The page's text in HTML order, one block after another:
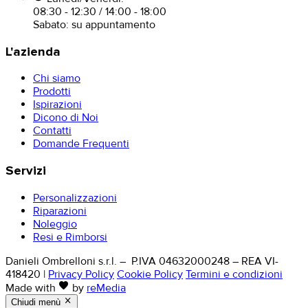
08:30 - 12:30 / 14:00 - 18:00
Sabato: su appuntamento
L'azienda
Chi siamo
Prodotti
Ispirazioni
Dicono di Noi
Contatti
Domande Frequenti
Servizi
Personalizzazioni
Riparazioni
Noleggio
Resi e Rimborsi
Danieli Ombrelloni s.r.l. – P.IVA 04632000248 – REA VI-
418420 | Privacy Policy Cookie Policy Termini e condizioni
Made with favorite by reMedia
Chiudi menù close